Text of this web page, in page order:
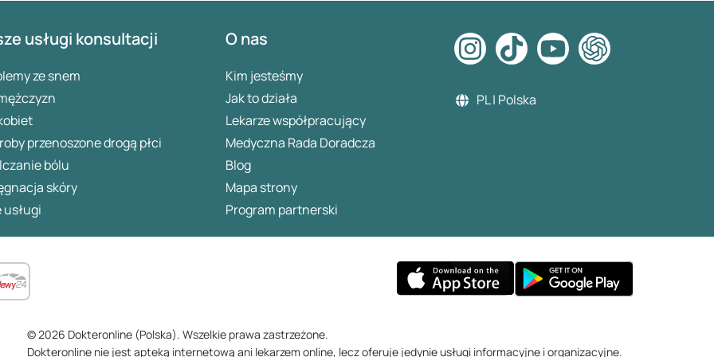
usługi konsultacji
ze snem
przenoszone drogą płci
bólu
skóry
O nas
Kim jesteśmy
Jak to działa
Lekarze współpracujący
Medyczna Rada Doradcza
Blog
Mapa strony
Program partnerski
PL | Polska
© 2026 Dokteronline (Polska). Wszelkie prawa zastrzeżone.
Dokteronline nie jest apteką internetową ani lekarzem online, lecz oferuje jedynie usługi informacyjne i organizacyjne.